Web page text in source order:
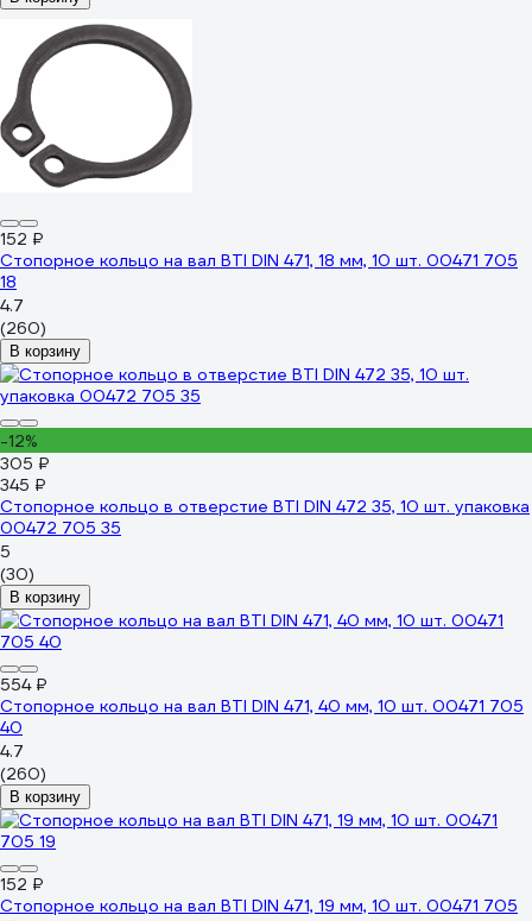
152 ₽
Стопорное кольцо на вал BTI DIN 471, 18 мм, 10 шт. 00471 705
18
4.7
(260)
В корзину
-12%
305 ₽
345 ₽
Стопорное кольцо в отверстие BTI DIN 472 35, 10 шт. упаковка
00472 705 35
5
(30)
В корзину
554 ₽
Стопорное кольцо на вал BTI DIN 471, 40 мм, 10 шт. 00471 705
40
4.7
(260)
В корзину
152 ₽
Стопорное кольцо на вал BTI DIN 471, 19 мм, 10 шт. 00471 705